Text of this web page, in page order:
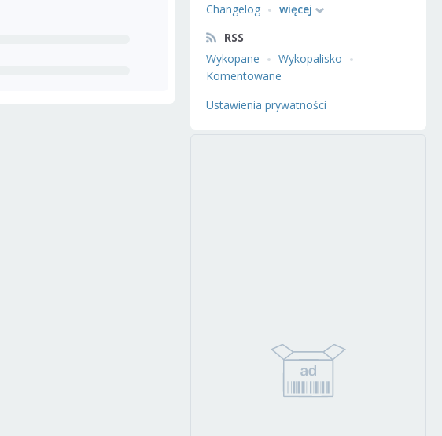
Changelog
więcej
RSS
Wykopane
Wykopalisko
Komentowane
Ustawienia prywatności